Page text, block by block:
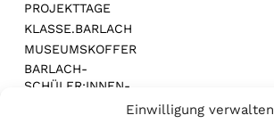
Einwilligung verwalten
PROJEKTTAGE
KLASSE.BARLACH
MUSEUMSKOFFER
BARLACH-
SCHÜLER:INNEN-